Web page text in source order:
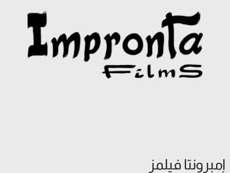
إمبرونتا فيلمز